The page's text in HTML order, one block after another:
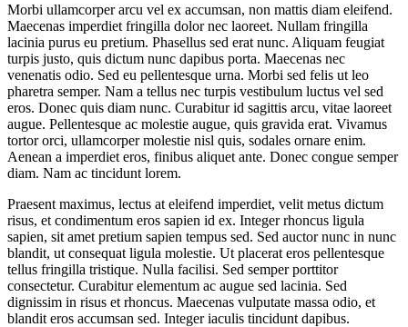
Morbi ullamcorper arcu vel ex accumsan, non mattis diam eleifend.
Maecenas imperdiet fringilla dolor nec laoreet. Nullam fringilla
lacinia purus eu pretium. Phasellus sed erat nunc. Aliquam feugiat
turpis justo, quis dictum nunc dapibus porta. Maecenas nec
venenatis odio. Sed eu pellentesque urna. Morbi sed felis ut leo
pharetra semper. Nam a tellus nec turpis vestibulum luctus vel sed
eros. Donec quis diam nunc. Curabitur id sagittis arcu, vitae laoreet
augue. Pellentesque ac molestie augue, quis gravida erat. Vivamus
tortor orci, ullamcorper molestie nisl quis, sodales ornare enim.
Aenean a imperdiet eros, finibus aliquet ante. Donec congue semper
diam. Nam ac tincidunt lorem.
Praesent maximus, lectus at eleifend imperdiet, velit metus dictum
risus, et condimentum eros sapien id ex. Integer rhoncus ligula
sapien, sit amet pretium sapien tempus sed. Sed auctor nunc in nunc
blandit, ut consequat ligula molestie. Ut placerat eros pellentesque
tellus fringilla tristique. Nulla facilisi. Sed semper porttitor
consectetur. Curabitur elementum ac augue sed lacinia. Sed
dignissim in risus et rhoncus. Maecenas vulputate massa odio, et
blandit eros accumsan sed. Integer iaculis tincidunt dapibus.